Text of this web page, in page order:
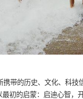
带的历史、文化、科技
初的启蒙：启迪心智，